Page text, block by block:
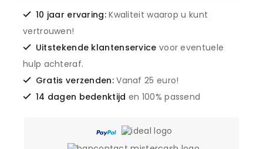
10 jaar ervaring:Kwaliteit waarop u kunt
vertrouwen!
Uitstekende klantenservice voor eventuele
hulp achteraf.
Gratis verzenden:Vanaf 25 euro!
14 dagen bedenktijd en 100% passend